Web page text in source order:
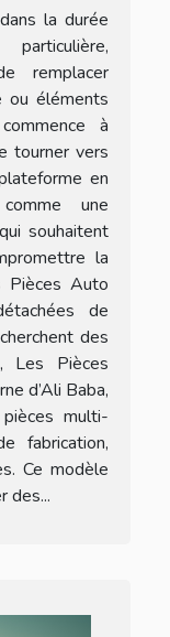
la durée
remplacer
ou éléments
à
tourner vers
en
une
souhaitent
la
Pièces Auto
de
des
Les Pièces
d’Ali Baba,
multi-
fabrication,
Ce modèle
des...